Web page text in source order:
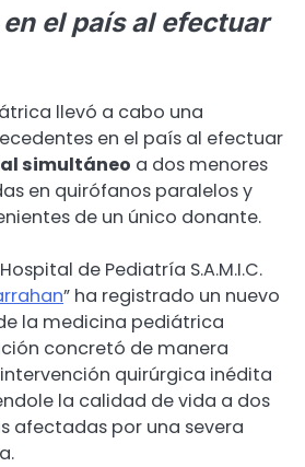
el país al efectuar
llevó a cabo una
en el país al efectuar
simultáneo a dos menores
en quirófanos paralelos y
de un único donante.
de Pediatría S.A.M.I.C.
” ha registrado un nuevo
la medicina pediátrica
concretó de manera
quirúrgica inédita
la calidad de vida a dos
afectadas por una severa